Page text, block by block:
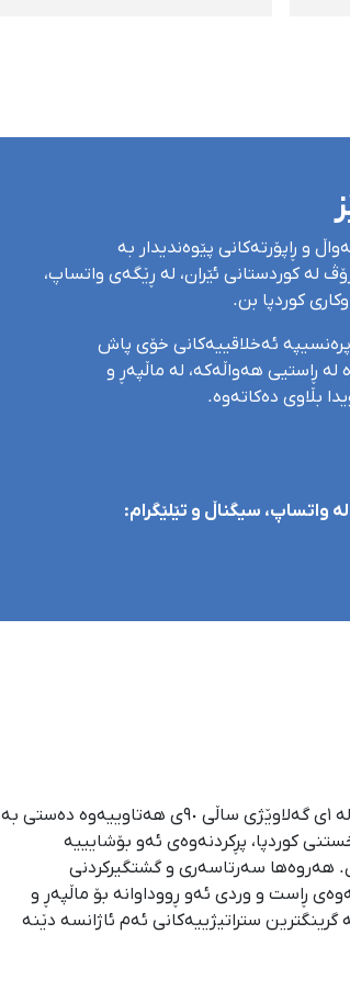
و ڕاپۆرتەکانی پێوەندیدار بە
لە کوردستانی ئێران، لە ڕێگەی واتساپ،
کوردپا بن.
پرەنسیپە ئەخلاقییەکانی خۆی پاش
لە ڕاستیی هەواڵەکە، لە ماڵپەڕ و
بڵاوی دەکاتەوە.
واتساپ، سیگناڵ و تێلێگرام:
ئاژانسی هەواڵدەریی کوردستان، لە ١ی گەلاوێژی ساڵی ٩٠ی هەتاوییەوە دەستی بە
كوردپا، پڕكردنەوەی ئەو بۆشایییە
هەروەها سەرتاسەری و گشتگیركردنی
ڕاست و وردی ئەو ڕووداوانە بۆ ماڵپەڕ و
گرینگترین ستراتیژییەكانی ئەم ئاژانسە دێنە